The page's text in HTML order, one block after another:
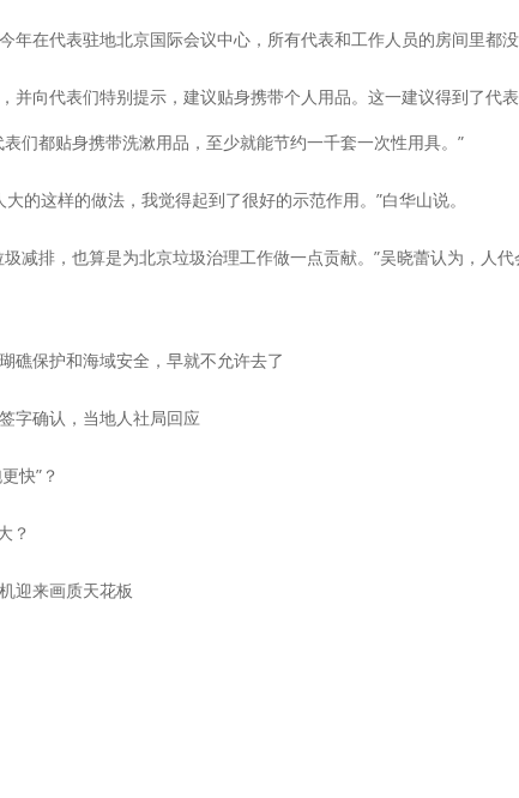
代表驻地北京国际会议中心，所有代表和工作人员的房间里都没
向代表们特别提示，建议贴身携带个人用品。这一建议得到了代
们都贴身携带洗漱用品，至少就能节约一千套一次性用具。”
这样的做法，我觉得起到了很好的示范作用。”白华山说。
排，也算是为北京垃圾治理工作做一点贡献。”吴晓蕾认为，人
保护和海域安全，早就不允许去了
字确认，当地人社局回应
快”？
？
迎来画质天花板